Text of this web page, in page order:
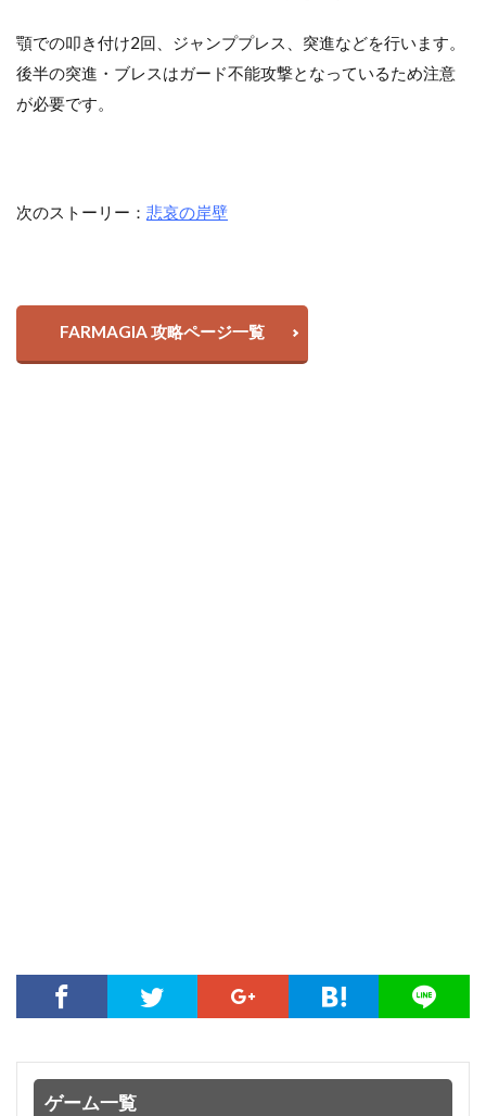
顎での叩き付け2回、ジャンププレス、突進などを行います。
後半の突進・ブレスはガード不能攻撃となっているため注意
が必要です。
次のストーリー： 悲哀の岸壁
FARMAGIA 攻略ページ一覧
ゲーム一覧